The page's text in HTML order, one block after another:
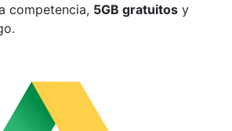
competencia, 5GB gratuitos y